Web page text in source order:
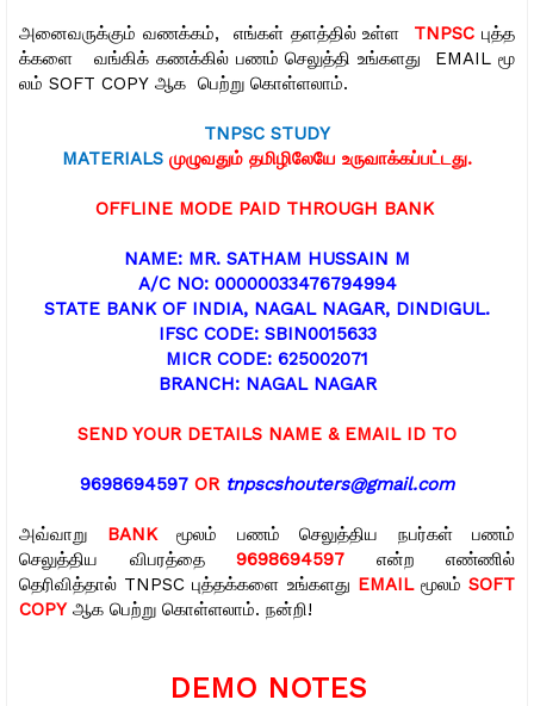
அனைவருக்கும் வணக்கம், எங்கள் தளத்தில் உள்ள TNPSC புத்த
க்களை
வங்கிக் கணக்கில் பணம்செலுத்தி உங்களது EMAIL மூ
லம் SOFT COPY ஆக பெற்று கொள்ளலாம்.
TNPSC STUDY
MATERIALS முழுவதும் தமிழிலேயே உருவாக்கப்பட்டது.
OFFLINE MODE PAID THROUGH BANK
NAME: MR. SATHAM HUSSAIN M
A/C NO: 00000033476794994
STATE BANK OF INDIA, NAGAL NAGAR, DINDIGUL.
IFSC CODE: SBIN0015633
MICR CODE: 625002071
BRANCH: NAGAL NAGAR
SEND YOUR DETAILS NAME & EMAIL ID TO
9698694597 OR tnpscshouters@gmail.com
அவ்வாறு BANKமூலம் பணம் செலுத்திய நபர்கள் பணம்
செலுத்திய விபரத்தை 9698694597 என்ற எண்ணில்
தெரிவித்தால் TNPSC புத்தக்களை உங்களது EMAIL மூலம்SOFT
COPYஆக பெற்று கொள்ளலாம். நன்றி!
DEMO NOTES